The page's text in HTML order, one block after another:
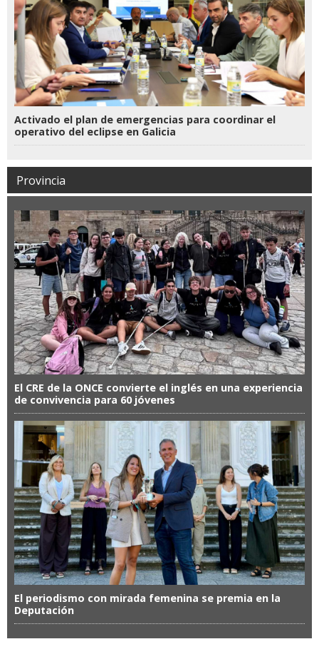
Activado el plan de emergencias para coordinar el
operativo del eclipse en Galicia
Provincia
El CRE de la ONCE convierte el inglés en una experiencia
de convivencia para 60 jóvenes
El periodismo con mirada femenina se premia en la
Deputación